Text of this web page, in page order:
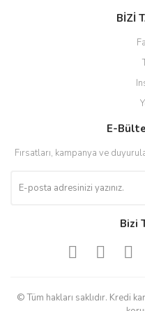
BİZİ
E-
Fırsatları, kampanya ve
Bizi
© Tüm hakları saklıdır. Kredi